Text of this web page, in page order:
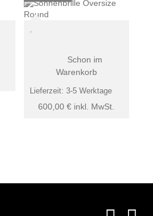
600,00€ inkl. MwSt.
Lieferzeit:3-5 Werktage
Schon im
Warenkorb